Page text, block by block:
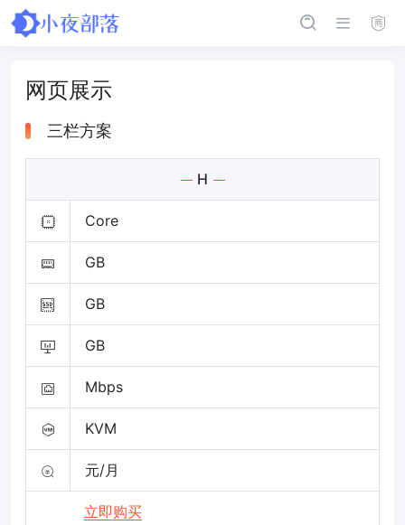
网页展示
三栏方案
H
Core
GB
GB
GB
Mbps
KVM
元/月
立即购买